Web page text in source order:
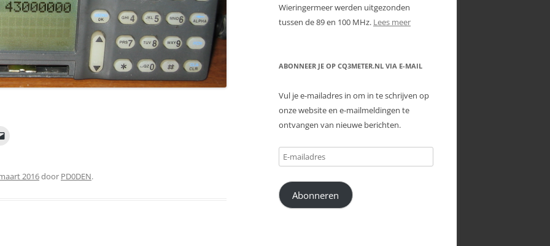
OMBOUW NOKIA RD40 VOOR DE
70 CM RADIOAMATEURBAND
FT-897 UITBREIDEN
FREQUENTIEBEREIK
VX-8 UITBREIDEN
FREQUENTIEBEREIK
VX-8 AUDIO PROBLEMEN
WEBCAMS
2016door PD0DEN.
Wieringermeer werden uitgezonden
tussen de 89 en 100 MHz. Lees meer
ABONNEER JE OP CQ3METER.NL VIA E-MAIL
Vul je e-mailadres in om in te schrijven op
onze website en e-mailmeldingen te
ontvangen van nieuwe berichten.
E-
mailadres
Abonneren